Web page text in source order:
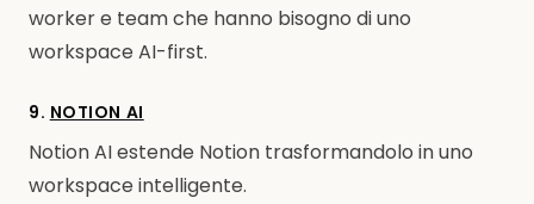
worker e team che hanno bisogno di uno
workspace AI-first.
9. NOTION AI
Notion AI estende Notion trasformandolo in uno
workspace intelligente.